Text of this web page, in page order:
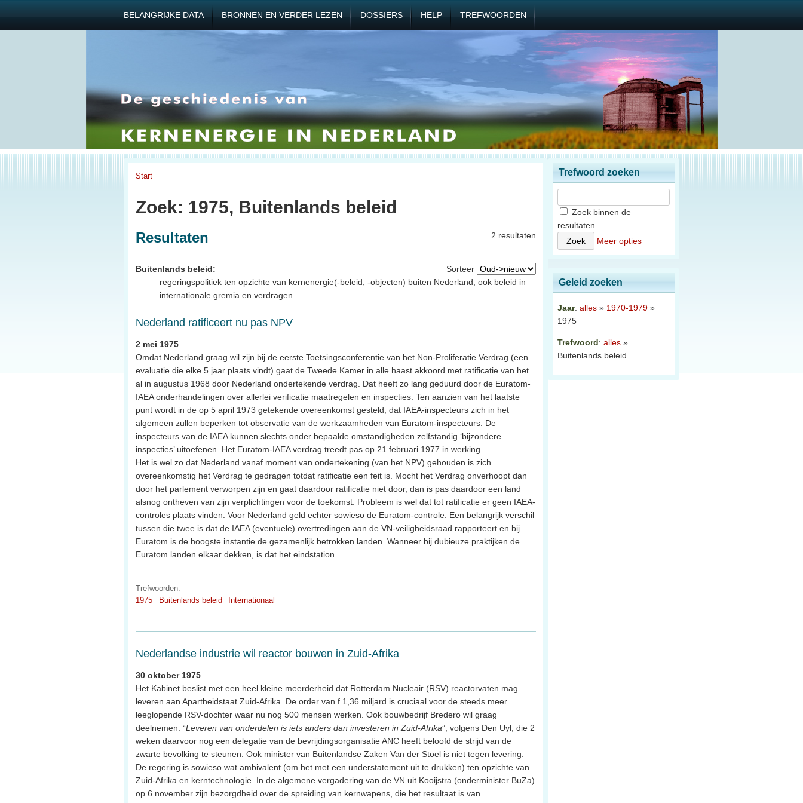
BELANGRIJKE DATA BRONNEN EN VERDER LEZEN DOSSIERS HELP TREFWOORDEN
Start
Zoek: 1975, Buitenlands beleid
2 resultaten
Resultaten
Sorteer
Buitenlands beleid:
regeringspolitiek ten opzichte van kernenergie(-beleid, -objecten) buiten Nederland; ook beleid in
internationale gremia en verdragen
Nederland ratificeert nu pas NPV
2 mei 1975
Omdat Nederland graag wil zijn bij de eerste Toetsingsconferentie van het Non-Proliferatie Verdrag (een
evaluatie die elke 5 jaar plaats vindt) gaat de Tweede Kamer in alle haast akkoord met ratificatie van het
al in augustus 1968 door Nederland ondertekende verdrag. Dat heeft zo lang geduurd door de Euratom-
IAEA onderhandelingen over allerlei verificatie maatregelen en inspecties. Ten aanzien van het laatste
punt wordt in de op 5 april 1973 getekende overeenkomst gesteld, dat IAEA-inspecteurs zich in het
algemeen zullen beperken tot observatie van de werkzaamheden van Euratom-inspecteurs. De
inspecteurs van de IAEA kunnen slechts onder bepaalde omstandigheden zelfstandig ‘bijzondere
inspecties’ uitoefenen. Het Euratom-IAEA verdrag treedt pas op 21 februari 1977 in werking.
Het is wel zo dat Nederland vanaf moment van ondertekening (van het NPV) gehouden is zich
overeenkomstig het Verdrag te gedragen totdat ratificatie een feit is. Mocht het Verdrag onverhoopt dan
door het parlement verworpen zijn en gaat daardoor ratificatie niet door, dan is pas daardoor een land
alsnog ontheven van zijn verplichtingen voor de toekomst. Probleem is wel dat tot ratificatie er geen IAEA-
controles plaats vinden. Voor Nederland geld echter sowieso de Euratom-controle. Een belangrijk verschil
tussen die twee is dat de IAEA (eventuele) overtredingen aan de VN-veiligheidsraad rapporteert en bij
Euratom is de hoogste instantie de gezamenlijk betrokken landen. Wanneer bij dubieuze praktijken de
Euratom landen elkaar dekken, is dat het eindstation.
Trefwoorden:
1975
Buitenlands beleid Internationaal
Nederlandse industrie wil reactor bouwen in Zuid-Afrika
30 oktober 1975
Het Kabinet beslist met een heel kleine meerderheid dat Rotterdam Nucleair (RSV) reactorvaten mag
leveren aan Apartheidstaat Zuid-Afrika. De order van f 1,36 miljard is cruciaal voor de steeds meer
leeglopende RSV-dochter waar nu nog 500 mensen werken. Ook bouwbedrijf Bredero wil graag
deelnemen. “Leveren van onderdelen is iets anders dan investeren in Zuid-Afrika”, volgens Den Uyl, die 2
weken daarvoor nog een delegatie van de bevrijdingsorganisatie ANC heeft beloofd de strijd van de
zwarte bevolking te steunen. Ook minister van Buitenlandse Zaken Van der Stoel is niet tegen levering.
De regering is sowieso wat ambivalent (om het met een understatement uit te drukken) ten opzichte van
Zuid-Afrika en kerntechnologie. In de algemene vergadering van de VN uit Kooijstra (onderminister BuZa)
op 6 november zijn bezorgdheid over de spreiding van kernwapens, die het resultaat is van
Trefwoord zoeken
Zoek binnen de
resultaten
Meer opties
Geleid zoeken
Jaar: alles » 1970-1979 »
1975
Trefwoord: alles »
Buitenlands beleid